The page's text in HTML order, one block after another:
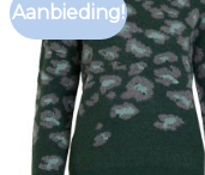
Aanbieding!